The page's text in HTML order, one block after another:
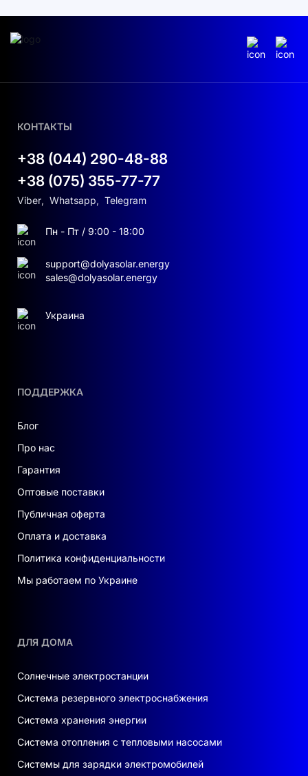
ПОДДЕРЖКА
Блог
Про нас
Гарантия
Оптовые поставки
Публичная оферта
Оплата и доставка
Политика конфиденциальности
Мы работаем по Украине
ДЛЯ ДОМА
Солнечные электростанции
Система резервного электроснабжения
Система хранения энергии
Система отопления с тепловыми насосами
Системы для зарядки электромобилей
КОНТАКТЫ
+38 (044) 290-48-88
+38 (075) 355-77-77
Viber, Whatsapp, Telegram
Пн - Пт / 9:00 - 18:00
support@dolyasolar.energy
sales@dolyasolar.energy
Украина